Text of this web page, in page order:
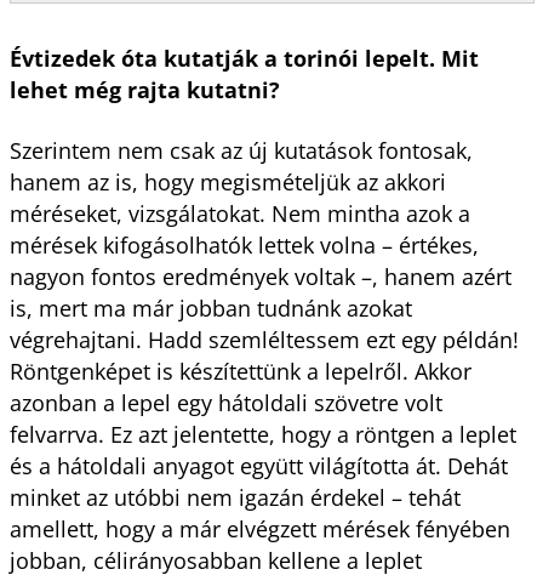
Évtizedek óta kutatják a torinói lepelt. Mit
lehet még rajta kutatni?
Szerintem nem csak az új kutatások fontosak,
hanem az is, hogy megismételjük az akkori
méréseket, vizsgálatokat. Nem mintha azok a
mérések kifogásolhatók lettek volna – értékes,
nagyon fontos eredmények voltak –, hanem azért
is, mert ma már jobban tudnánk azokat
végrehajtani. Hadd szemléltessem ezt egy példán!
Röntgenképet is készítettünk a lepelről. Akkor
azonban a lepel egy hátoldali szövetre volt
felvarrva. Ez azt jelentette, hogy a röntgen a leplet
és a hátoldali anyagot együtt világította át. Dehát
minket az utóbbi nem igazán érdekel – tehát
amellett, hogy a már elvégzett mérések fényében
jobban, célirányosabban kellene a leplet